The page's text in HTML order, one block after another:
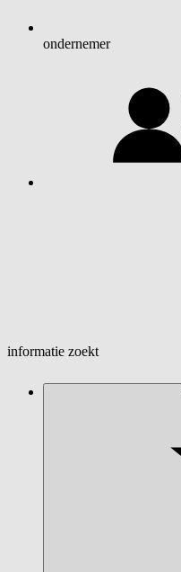
ondernemer
informatie zoekt